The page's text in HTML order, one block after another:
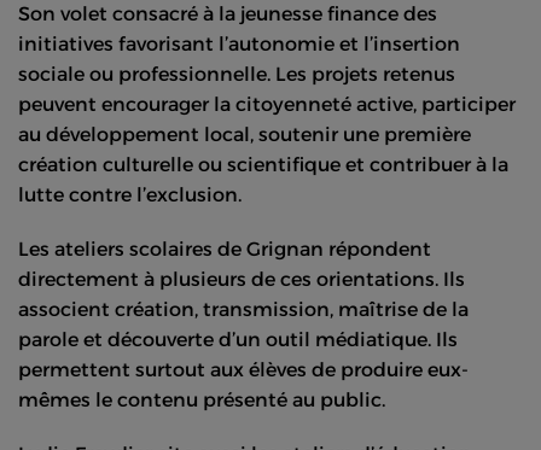
Son volet consacré à la jeunesse finance des
initiatives favorisant l’autonomie et l’insertion
sociale ou professionnelle. Les projets retenus
peuvent encourager la citoyenneté active, participer
au développement local, soutenir une première
création culturelle ou scientifique et contribuer à la
lutte contre l’exclusion.
Les ateliers scolaires de Grignan répondent
directement à plusieurs de ces orientations. Ils
associent création, transmission, maîtrise de la
parole et découverte d’un outil médiatique. Ils
permettent surtout aux élèves de produire eux-
mêmes le contenu présenté au public.